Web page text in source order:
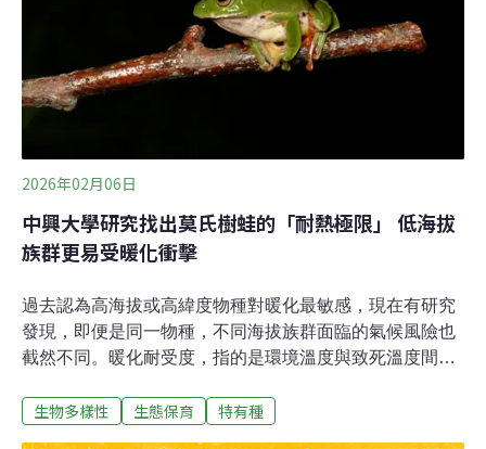
2026年02月06日
中興大學研究找出莫氏樹蛙的「耐熱極限」 低海拔
族群更易受暖化衝擊
過去認為高海拔或高緯度物種對暖化最敏感，現在有研究
發現，即便是同一物種，不同海拔族群面臨的氣候風險也
截然不同。暖化耐受度，指的是環境溫度與致死溫度間的
化耐受度更低，比起高海拔的族群，面臨更嚴峻的暖化風
生物多樣性 生態保育 特有種